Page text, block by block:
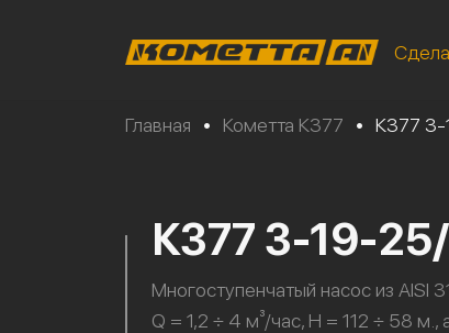
Главная • Кометта К377 • К377
К377 3-19-
Многоступенчатый насос из AISI
Q = 1,2 ÷ 4 м³/час, H = 112 ÷ 58 м.,